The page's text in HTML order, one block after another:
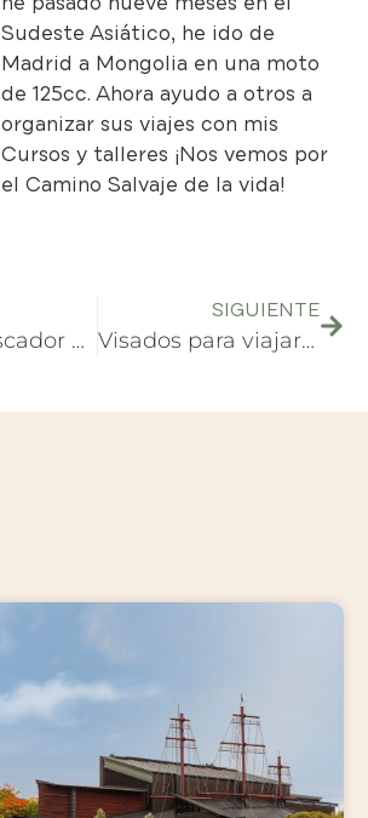
Sudeste Asiático, he ido de
Madrid a Mongolia en una moto
de 125cc. Ahora ayudo a otros a
organizar sus viajes con mis
Cursos y talleres ¡Nos vemos por
el Camino Salvaje de la vida!
Raya, el pescador Batak
SIGUIENTE
Visados para viajar a Asia Central – 2020